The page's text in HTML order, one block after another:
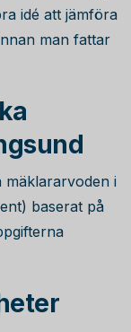
idé att jämföra
man fattar
mäklararvoden i
baserat på